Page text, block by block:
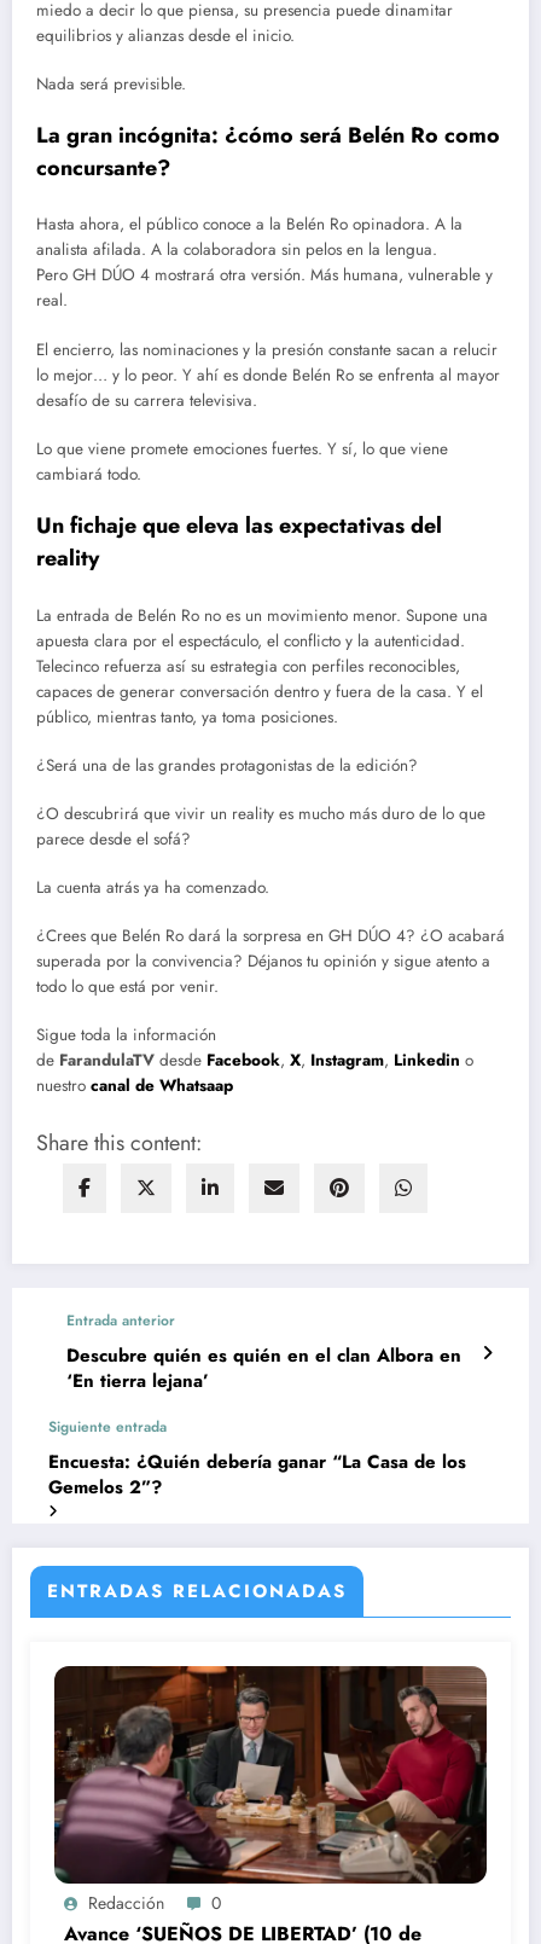
miedo a decir lo que piensa, su presencia puede dinamitar
equilibrios y alianzas desde el inicio.
Nada será previsible.
La gran incógnita: ¿cómo será Belén Ro como
concursante?
Hasta ahora, el público conoce a la Belén Ro opinadora. A la
analista afilada. A la colaboradora sin pelos en la lengua.
Pero GH DÚO 4 mostrará otra versión. Más humana, vulnerable y
real.
El encierro, las nominaciones y la presión constante sacan a relucir
lo mejor… y lo peor. Y ahí es donde Belén Ro se enfrenta al mayor
desafío de su carrera televisiva.
Lo que viene promete emociones fuertes. Y sí, lo que viene
cambiará todo.
Un fichaje que eleva las expectativas del
reality
La entrada de Belén Ro no es un movimiento menor. Supone una
apuesta clara por el espectáculo, el conflicto y la autenticidad.
Telecinco refuerza así su estrategia con perfiles reconocibles,
capaces de generar conversación dentro y fuera de la casa. Y el
público, mientras tanto, ya toma posiciones.
¿Será una de las grandes protagonistas de la edición?
¿O descubrirá que vivir un reality es mucho más duro de lo que
parece desde el sofá?
La cuenta atrás ya ha comenzado.
¿Crees que Belén Ro dará la sorpresa en GH DÚO 4? ¿O acabará
superada por la convivencia? Déjanos tu opinión y sigue atento a
todo lo que está por venir.
Sigue toda la información
de FarandulaTV desde Facebook, X, Instagram, Linkedin o
nuestro canal de Whatsaap
Share this content:
Entrada anterior
Descubre quién es quién en el clan Albora en
‘En tierra lejana’
Siguiente entrada
Encuesta: ¿Quién debería ganar “La Casa de los
Gemelos 2”?
ENTRADAS RELACIONADAS
Redacción 0
Avance ‘SUEÑOS DE LIBERTAD’ (10 de